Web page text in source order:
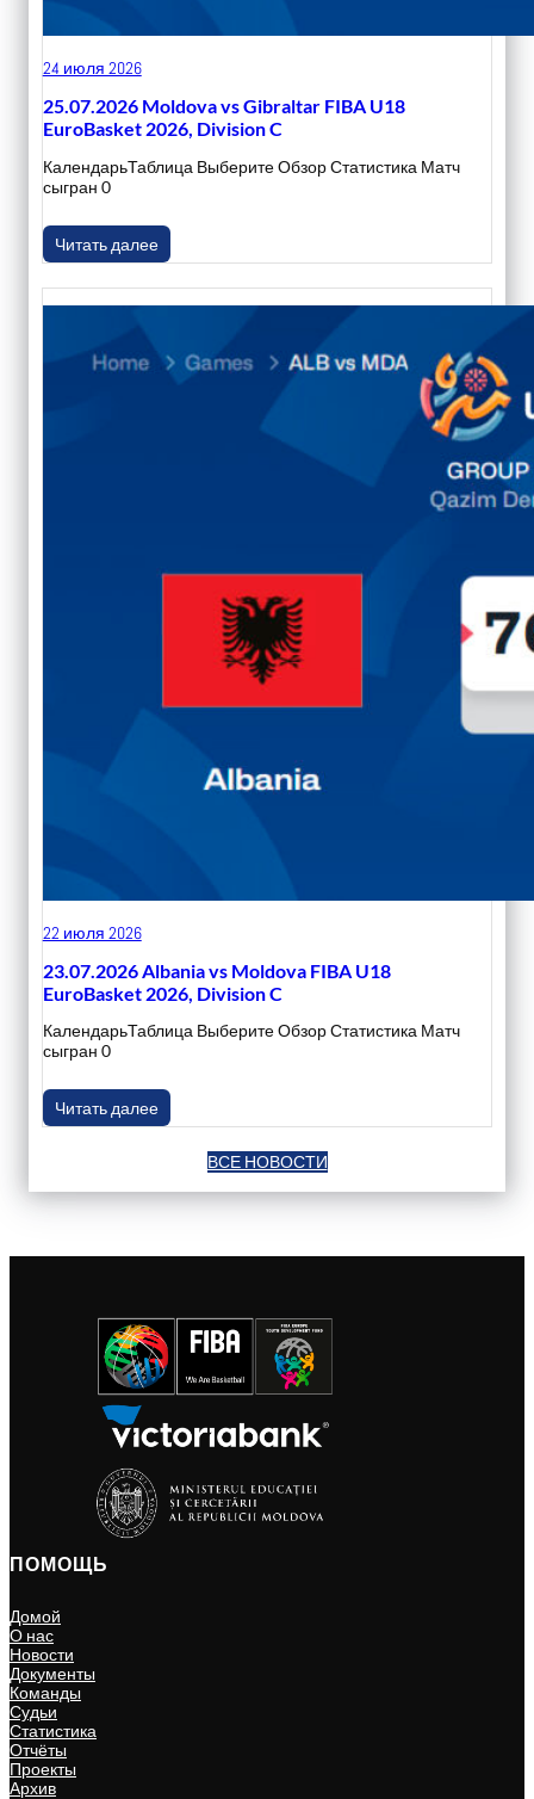
24 июля 2026
25.07.2026 Moldova vs Gibraltar FIBA U18
EuroBasket 2026, Division C
КалендарьТаблица Выберите Обзор Статистика Матч
сыгран 0
Читать далее
22 июля 2026
23.07.2026 Albania vs Moldova FIBA U18
EuroBasket 2026, Division C
КалендарьТаблица Выберите Обзор Статистика Матч
сыгран 0
Читать далее
ВСЕ НОВОСТИ
ПОМОЩЬ
Домой
О нас
Новости
Документы
Команды
Судьи
Статистика
Отчёты
Проекты
Архив